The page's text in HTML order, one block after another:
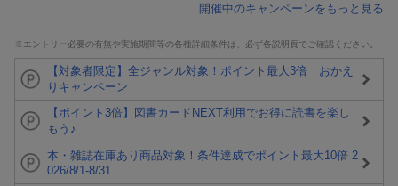
開催中のキャンペーンをもっと見る
※エントリー必要の有無や実施期間等の各種詳細条件は、必ず各説明頁でご確認ください。
【対象者限定】全ジャンル対象！ポイント最大3倍 おかえ
りキャンペーン
【ポイント3倍】図書カードNEXT利用でお得に読書を楽し
もう♪
本・雑誌在庫あり商品対象！条件達成でポイント最大10倍 2
026/8/1-8/31